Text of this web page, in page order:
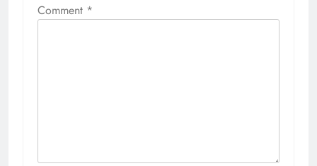
Comment *